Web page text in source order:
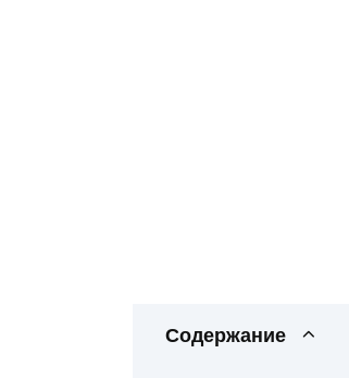
Содержание